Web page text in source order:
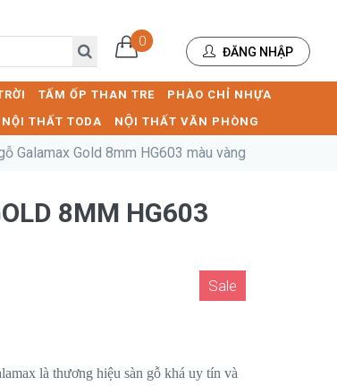
0
ĐĂNG NHẬP
TẤM ỐP THAN TRE
PHÀO CHỈ NHỰA
THẤT TODA NỘI THẤT VĂN PHÒNG
Galamax Gold 8mm HG603 màu vàng
8MM HG603
Sale
là thương hiệu sàn gỗ khá uy tín và